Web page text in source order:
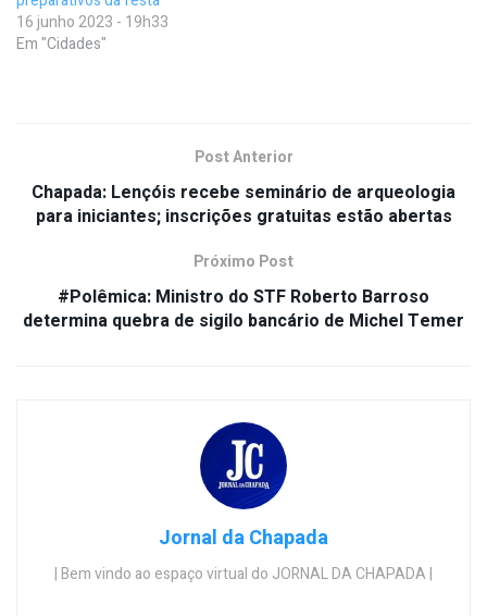
16 junho 2023 - 19h33
Em "Cidades"
Post Anterior
Chapada: Lençóis recebe seminário de arqueologia
para iniciantes; inscrições gratuitas estão abertas
Próximo Post
#Polêmica: Ministro do STF Roberto Barroso
determina quebra de sigilo bancário de Michel Temer
Jornal da Chapada
| Bem vindo ao espaço virtual do JORNAL DA CHAPADA |